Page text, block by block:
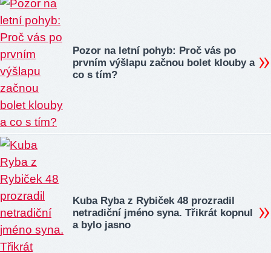
Pozor na letní pohyb: Proč vás po
prvním výšlapu začnou bolet klouby a
co s tím?
Kuba Ryba z Rybiček 48 prozradil
netradiční jméno syna. Třikrát kopnul
a bylo jasno